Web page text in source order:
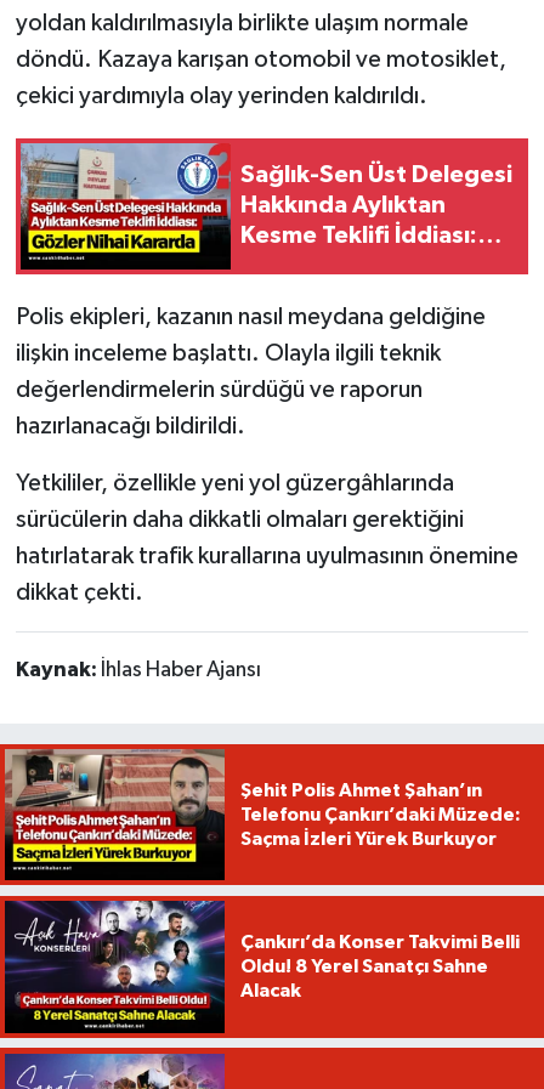
yoldan kaldırılmasıyla birlikte ulaşım normale
döndü. Kazaya karışan otomobil ve motosiklet,
çekici yardımıyla olay yerinden kaldırıldı.
Sağlık-Sen Üst Delegesi
Hakkında Aylıktan
Kesme Teklifi İddiası:
Polis ekipleri, kazanın nasıl meydana geldiğine
ilişkin inceleme başlattı. Olayla ilgili teknik
değerlendirmelerin sürdüğü ve raporun
hazırlanacağı bildirildi.
Yetkililer, özellikle yeni yol güzergâhlarında
sürücülerin daha dikkatli olmaları gerektiğini
hatırlatarak trafik kurallarına uyulmasının önemine
dikkat çekti.
Kaynak: İhlas Haber Ajansı
Şehit Polis Ahmet Şahan’ın
Telefonu Çankırı’daki Müzede:
Saçma İzleri Yürek Burkuyor
Çankırı’da Konser Takvimi Belli
Oldu! 8 Yerel Sanatçı Sahne
Alacak